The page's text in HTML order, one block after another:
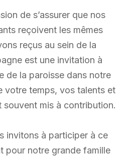
de s’assurer que nos
reçoivent les mêmes
reçus au sein de la
est une invitation à
de la paroisse dans notre
votre temps, vos talents et
mis à contribution.
invitons à participer à ce
pour notre grande famille